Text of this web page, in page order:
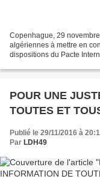
Copenhague, 29
algériennes à mettre en
dispositions du Pacte
POUR UNE
TOUTES ET
Publié le 29/11/2016 à
Par LDH49